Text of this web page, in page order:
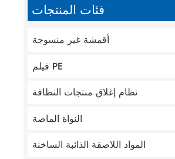
فئات المنتجات
أقمشة غير منسوجة
فيلم PE
نظام إغلاق منتجات النظافة
النواة الماصة
المواد اللاصقة الذائبة الساخنة